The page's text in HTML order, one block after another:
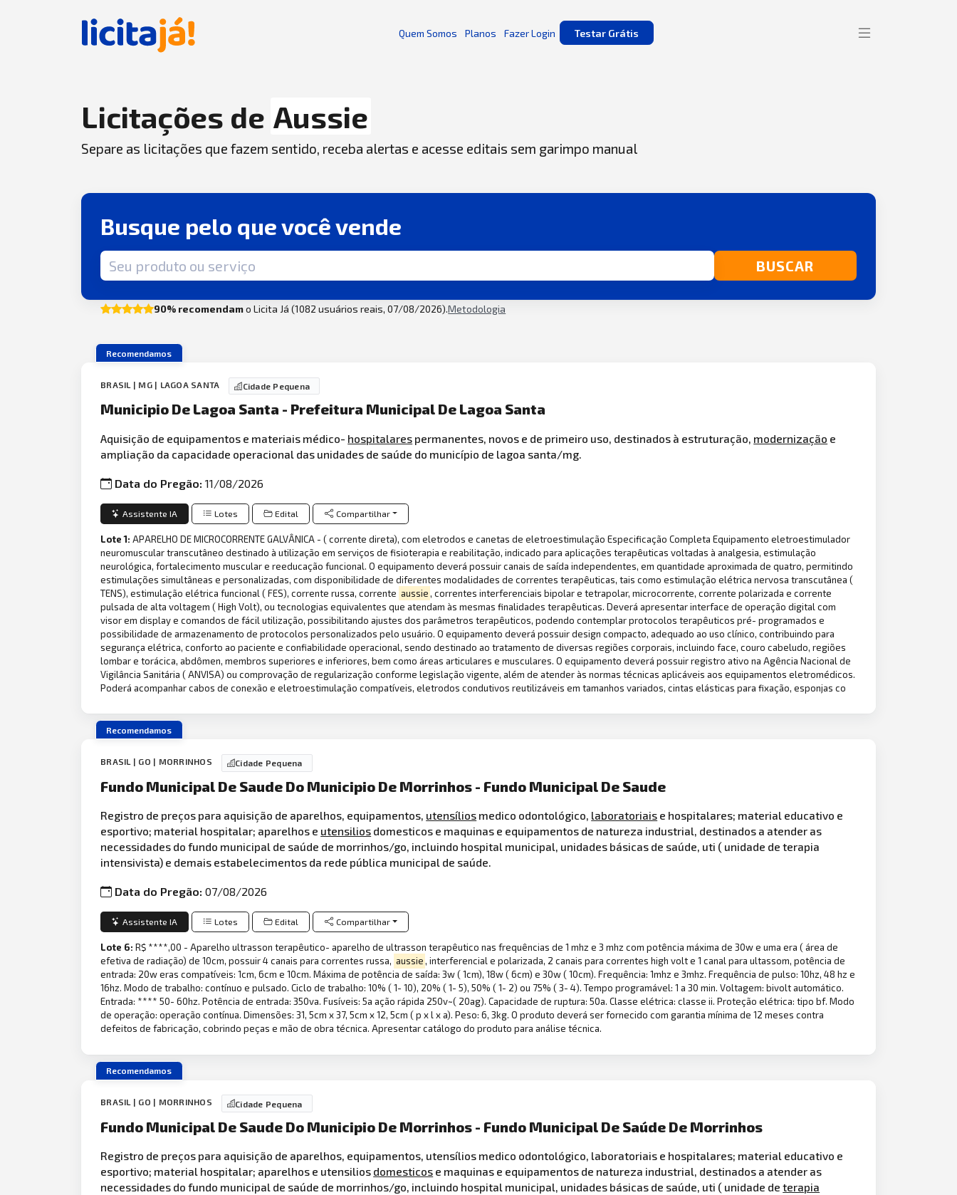
Quem Somos Planos Fazer Login Testar Grátis
Licitações de Aussie
Separe as licitações que fazem sentido, receba alertas e acesse editais sem garimpo manual
Busque pelo que você vende
Termo de busca BUSCAR
90% recomendamo Licita Já (1082 usuários reais, 07/08/2026).Metodologia
Recomendamos
BRASIL | MG | LAGOA SANTA Cidade Pequena
Municipio De Lagoa Santa - Prefeitura Municipal De Lagoa Santa
Aquisição de equipamentos e materiais médico- hospitalares permanentes, novos e de primeiro uso, destinados à estruturação, modernização e
ampliação da capacidade operacional das unidades de saúde do município de lagoa santa/mg.
Data do Pregão:11/08/2026
Assistente IA Lotes Edital Compartilhar
Lote 1:APARELHO DE MICROCORRENTE GALVÂNICA - ( corrente direta), com eletrodos e canetas de eletroestimulação Especificação Completa Equipamento eletroestimulador
neuromuscular transcutâneo destinado à utilização em serviços de fisioterapia e reabilitação, indicado para aplicações terapêuticas voltadas à analgesia, estimulação
neurológica, fortalecimento muscular e reeducação funcional. O equipamento deverá possuir canais de saída independentes, em quantidade aproximada de quatro, permitindo
estimulações simultâneas e personalizadas, com disponibilidade de diferentes modalidades de correntes terapêuticas, tais como estimulação elétrica nervosa transcutânea (
TENS), estimulação elétrica funcional ( FES), corrente russa, corrente aussie, correntes interferenciais bipolar e tetrapolar, microcorrente, corrente polarizada e corrente
pulsada de alta voltagem ( High Volt), ou tecnologias equivalentes que atendam às mesmas finalidades terapêuticas. Deverá apresentar interface de operação digital com
visor em display e comandos de fácil utilização, possibilitando ajustes dos parâmetros terapêuticos, podendo contemplar protocolos terapêuticos pré- programados e
possibilidade de armazenamento de protocolos personalizados pelo usuário. O equipamento deverá possuir design compacto, adequado ao uso clínico, contribuindo para
segurança elétrica, conforto ao paciente e confiabilidade operacional, sendo destinado ao tratamento de diversas regiões corporais, incluindo face, couro cabeludo, regiões
lombar e torácica, abdômen, membros superiores e inferiores, bem como áreas articulares e musculares. O equipamento deverá possuir registro ativo na Agência Nacional de
Vigilância Sanitária ( ANVISA) ou comprovação de regularização conforme legislação vigente, além de atender às normas técnicas aplicáveis aos equipamentos eletromédicos.
Poderá acompanhar cabos de conexão e eletroestimulação compatíveis, eletrodos condutivos reutilizáveis em tamanhos variados, cintas elásticas para fixação, esponjas co
Recomendamos
BRASIL | GO | MORRINHOS Cidade Pequena
Fundo Municipal De Saude Do Municipio De Morrinhos - Fundo Municipal De Saude
Registro de preços para aquisição de aparelhos, equipamentos, utensílios medico odontológico, laboratoriais e hospitalares; material educativo e
esportivo; material hospitalar; aparelhos e utensilios domesticos e maquinas e equipamentos de natureza industrial, destinados a atender as
necessidades do fundo municipal de saúde de morrinhos/go, incluindo hospital municipal, unidades básicas de saúde, uti ( unidade de terapia
intensivista) e demais estabelecimentos da rede pública municipal de saúde.
Data do Pregão:07/08/2026
Assistente IA Lotes Edital Compartilhar
Lote 6:R$ ****,00 - Aparelho ultrasson terapêutico- aparelho de ultrasson terapêutico nas frequências de 1 mhz e 3 mhz com potência máxima de 30w e uma era ( área de
efetiva de radiação) de 10cm, possuir 4 canais para correntes russa, aussie, interferencial e polarizada, 2 canais para correntes high volt e 1 canal para ultassom, potência de
entrada: 20w eras compatíveis: 1cm, 6cm e 10cm. Máxima de potência de saída: 3w ( 1cm), 18w ( 6cm) e 30w ( 10cm). Frequência: 1mhz e 3mhz. Frequência de pulso: 10hz, 48 hz e
16hz. Modo de trabalho: contínuo e pulsado. Ciclo de trabalho: 10% ( 1- 10), 20% ( 1- 5), 50% ( 1- 2) ou 75% ( 3- 4). Tempo programável: 1 a 30 min. Voltagem: bivolt automático.
Entrada: **** 50- 60hz. Potência de entrada: 350va. Fusíveis: 5a ação rápida 250v~( 20ag). Capacidade de ruptura: 50a. Classe elétrica: classe ii. Proteção elétrica: tipo bf. Modo
de operação: operação contínua. Dimensões: 31, 5cm x 37, 5cm x 12, 5cm ( p x l x a). Peso: 6, 3kg. O produto deverá ser fornecido com garantia mínima de 12 meses contra
defeitos de fabricação, cobrindo peças e mão de obra técnica. Apresentar catálogo do produto para análise técnica.
Recomendamos
BRASIL | GO | MORRINHOS Cidade Pequena
Fundo Municipal De Saude Do Municipio De Morrinhos - Fundo Municipal De Saúde De Morrinhos
Registro de preços para aquisição de aparelhos, equipamentos, utensílios medico odontológico, laboratoriais e hospitalares; material educativo e
esportivo; material hospitalar; aparelhos e utensilios domesticos e maquinas e equipamentos de natureza industrial, destinados a atender as
necessidades do fundo municipal de saúde de morrinhos/go, incluindo hospital municipal, unidades básicas de saúde, uti ( unidade deterapia